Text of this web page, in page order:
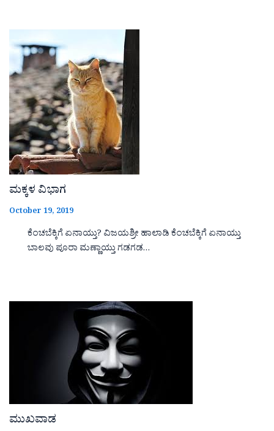
ಮಕ್ಕಳ ವಿಭಾಗ
October 19, 2019
ಕೆಂಚಬೆಕ್ಕಿಗೆ ಏನಾಯ್ತು? ವಿಜಯಶ್ರೀ ಹಾಲಾಡಿ ಕೆಂಚಬೆಕ್ಕಿಗೆ ಏನಾಯ್ತು
ಬಾಲವು ಪೂರಾ ಮಣ್ಣಾಯ್ತು ಗಡಗಡ…
ಮುಖವಾಡ